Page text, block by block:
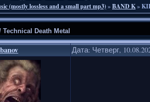
(mostly lossless and a small part mp3)»BAND K»
Technical Death Metal
Дата: Четверг,